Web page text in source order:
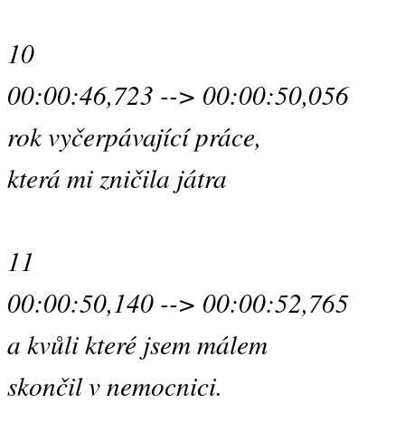
10
00:00:46,723 --> 00:00:50,056
rok vyčerpávající práce,
která mi zničila játra
11
00:00:50,140 --> 00:00:52,765
a kvůli které jsem málem
skončil v nemocnici.